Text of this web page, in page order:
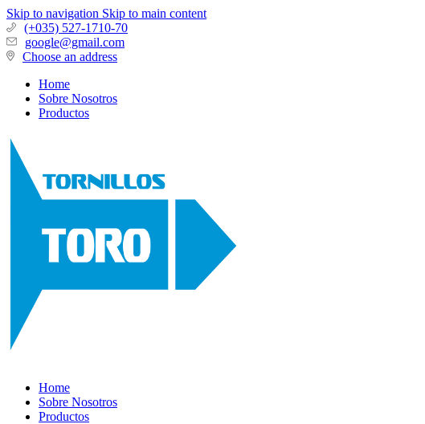
Skip to navigation Skip to main content
(+035) 527-1710-70
google@gmail.com
Choose an address
Home
Sobre Nosotros
Productos
Home
Sobre Nosotros
Productos